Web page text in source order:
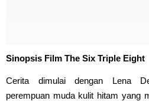
Sinopsis Film The Six Triple Eight
Cerita dimulai dengan Lena
perempuan muda kulit hitam yang